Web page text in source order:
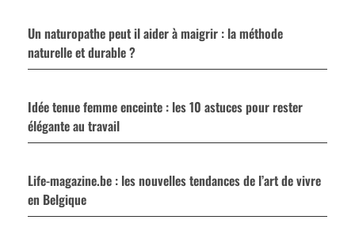
Un naturopathe peut il aider à maigrir : la méthode
naturelle et durable ?
Idée tenue femme enceinte : les 10 astuces pour rester
élégante au travail
Life-magazine.be : les nouvelles tendances de l’art de vivre
en Belgique